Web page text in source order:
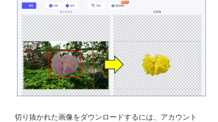
切り抜かれた画像をダウンロードするには、アカウント